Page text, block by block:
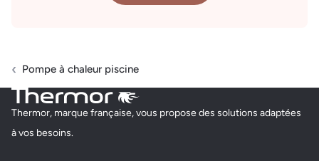
Pompe à chaleur piscine
Thermor, marque française, vous propose des solutions adaptées
à vos besoins.